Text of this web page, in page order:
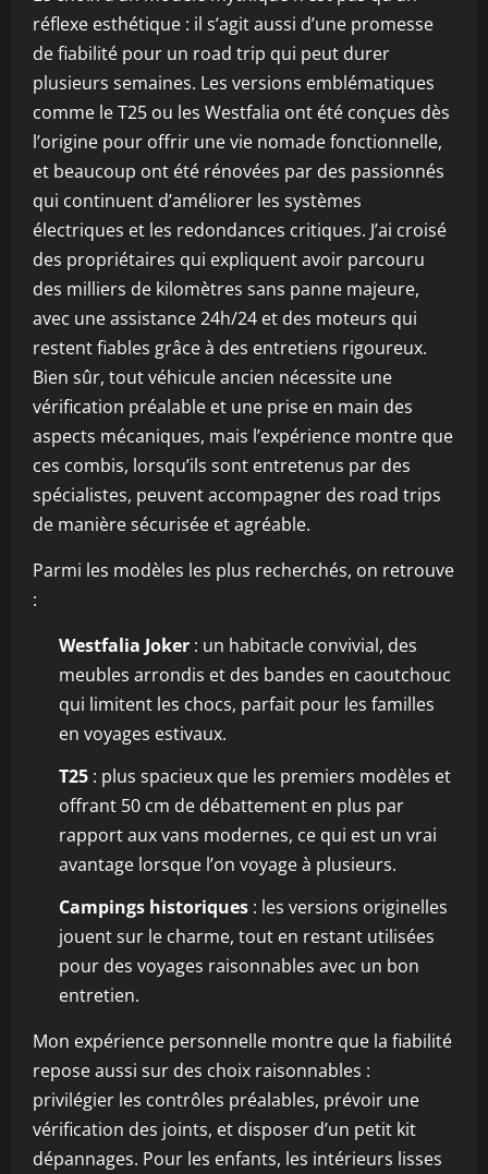
réflexe esthétique : il s’agit aussi d’une promesse
de fiabilité pour un road trip qui peut durer
plusieurs semaines. Les versions emblématiques
comme le T25 ou les Westfalia ont été conçues dès
l’origine pour offrir une vie nomade fonctionnelle,
et beaucoup ont été rénovées par des passionnés
qui continuent d’améliorer les systèmes
électriques et les redondances critiques. J’ai croisé
des propriétaires qui expliquent avoir parcouru
des milliers de kilomètres sans panne majeure,
avec une assistance 24h/24 et des moteurs qui
restent fiables grâce à des entretiens rigoureux.
Bien sûr, tout véhicule ancien nécessite une
vérification préalable et une prise en main des
aspects mécaniques, mais l’expérience montre que
ces combis, lorsqu’ils sont entretenus par des
spécialistes, peuvent accompagner des road trips
de manière sécurisée et agréable.
Parmi les modèles les plus recherchés, on retrouve
:
Westfalia Joker : un habitacle convivial, des
meubles arrondis et des bandes en caoutchouc
qui limitent les chocs, parfait pour les familles
en voyages estivaux.
T25 : plus spacieux que les premiers modèles et
offrant 50 cm de débattement en plus par
rapport aux vans modernes, ce qui est un vrai
avantage lorsque l’on voyage à plusieurs.
Campings historiques : les versions originelles
jouent sur le charme, tout en restant utilisées
pour des voyages raisonnables avec un bon
entretien.
Mon expérience personnelle montre que la fiabilité
repose aussi sur des choix raisonnables :
privilégier les contrôles préalables, prévoir une
vérification des joints, et disposer d’un petit kit
dépannages. Pour les enfants, les intérieurs lisses